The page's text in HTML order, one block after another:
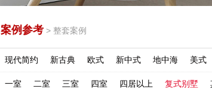
案例参考 > 整套案例
现代简约 新古典 欧式 新中式 地中海 美式
一室 二室 三室 四室 四居以上 复式别墅